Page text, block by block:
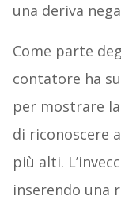
una deriva
Come parte
contatore ha
per mostrare
di riconoscere
più alti.
inserendo una